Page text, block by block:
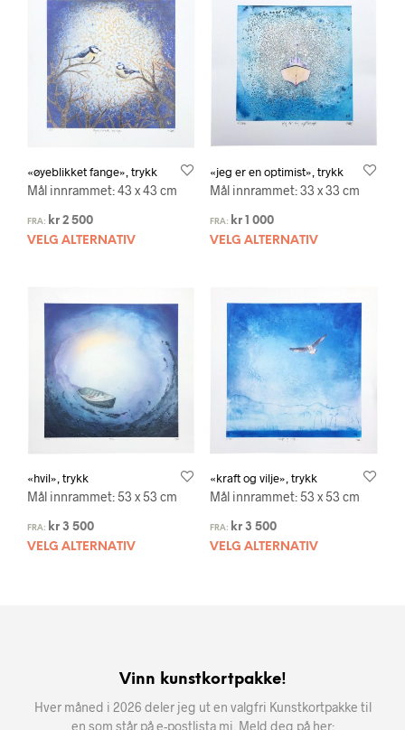
«øyeblikket fange», trykk
Mål innrammet: 43 x 43 cm
FRA: kr 2 500
VELG ALTERNATIV
«jeg er en optimist», trykk
Mål innrammet: 33 x 33 cm
FRA: kr1 000
VELG ALTERNATIV
«hvil», trykk
Mål innrammet: 53 x 53 cm
FRA: kr 3 500
VELG ALTERNATIV
«kraft og vilje», trykk
Mål innrammet: 53 x 53 cm
FRA: kr3 500
VELG ALTERNATIV
Vinn kunstkortpakke!
Hver måned i 2026 deler jeg ut en valgfri Kunstkortpakke til
en som står på e-postlista mi. Meld deg på her: